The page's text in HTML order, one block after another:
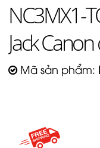
NC3MX1-
Jack
Mã sản phẩm: